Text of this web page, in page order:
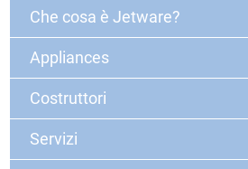
Che cosa è Jetware?
Appliances
Costruttori
Servizi